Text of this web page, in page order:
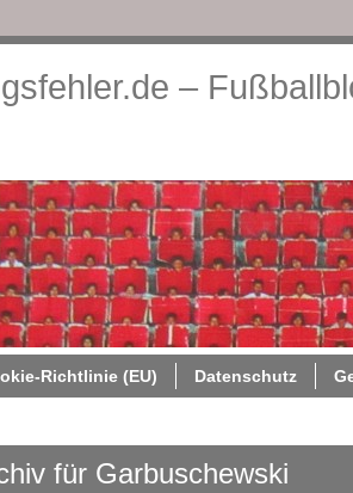
–
Richtlinie (EU) Datenschutz
für Garbuschewski